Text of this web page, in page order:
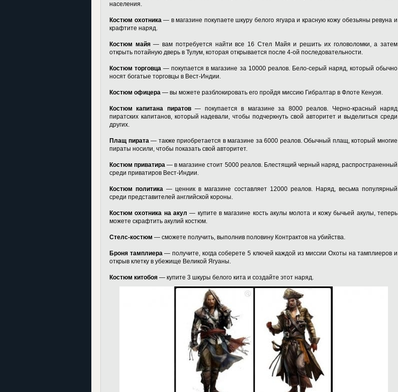
населения.
Костюм охотника— в магазине покупаете шкуру белого ягуара и красную кожу обезьяны ревуна и
крафтите наряд.
Костюм майя— вам потребуется найти все 16 Стел Майя и решить их головоломки, а затем
открыть потайную дверь в Тулум, которая открывается после 4-ой последовательности.
Костюм торговца — покупается в магазине за 10000 реалов. Бело-серый наряд, который обычно
носят богатые торговцы в Вест-Индии.
Костюм офицера — вы можете разблокировать его пройдя миссию Гибралтар в Флоте Кенуэя.
Костюм капитана пиратов— покупается в магазине за 8000 реалов. Черно-красный наряд
пиратских капитанов, который надевали, чтобы подчеркнуть свой авторитет и выделиться среди
других.
Плащ пирата— также приобретается в магазине за 6000 реалов. Обычный плащ, который многие
пираты носили, чтобы показать свой авторитет.
Костюм приватира — в магазине стоит 5000 реалов. Блестящий черный наряд, распространенный
среди приватиров Вест-Индии.
Костюм политика — ценник в магазине составляет 12000 реалов. Наряд, весьма популярный
среди представителей английской короны.
Костюм охотника на акул — купите в магазине кость акулы молота и кожу бычьей акулы, теперь
можете скрафтить акулий костюм.
Стелс-костюм — сможете получить, выполнив половину Контрактов на убийства.
Броня тамплиера— получите, когда соберете 5 ключей каждой из миссии Охоты на тамплиеров и
открыв клетку в убежище Великой Ягуаны.
Костюм китобоя — купите 3 шкуры белого кита и создайте этот наряд.